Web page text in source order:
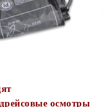
№ 266н от 30
текст, обзор
МАДИ
осмотры